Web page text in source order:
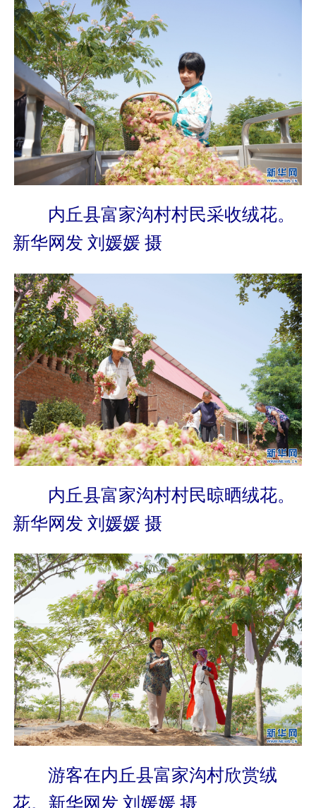
内丘县富家沟村村民采收绒花。
新华网发 刘媛媛 摄
内丘县富家沟村村民晾晒绒花。
新华网发 刘媛媛 摄
游客在内丘县富家沟村欣赏绒
花。新华网发 刘媛媛 摄